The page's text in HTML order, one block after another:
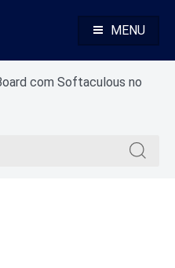
Revenda Alojamento Web
MENU
com Softaculous no
por: